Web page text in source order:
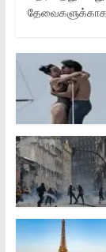
தேவைகளுக்காக